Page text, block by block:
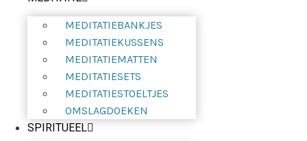
MEDITATIEBANKJES
MEDITATIEKUSSENS
MEDITATIEMATTEN
MEDITATIESETS
MEDITATIESTOELTJES
OMSLAGDOEKEN
SPIRITUEEL